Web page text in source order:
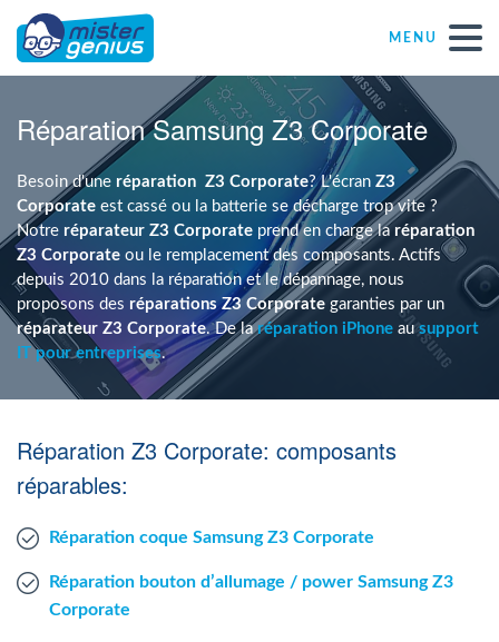
MENU
Réparations – Dépannages
Magasins informatiques toutes marques
Particulier
Indépendant
ASBL
Agent Mac
Réparation Samsung Z3 Corporate
Besoin d'une réparation Z3 Corporate? L'écran Z3
Corporate est cassé ou la batterie se décharge trop vite ?
Notre réparateur Z3 Corporate prend en charge la réparation
Z3 Corporate ou le remplacement des composants. Actifs
depuis 2010 dans la réparation et le dépannage, nous
proposons des réparations Z3 Corporate garanties par un
réparateur Z3 Corporate. De laréparation iPhone ausupport
IT pour entreprises.
Réparation Z3 Corporate: composants
réparables:
Réparation coque Samsung Z3 Corporate
Réparation bouton d’allumage / power Samsung Z3
Corporate